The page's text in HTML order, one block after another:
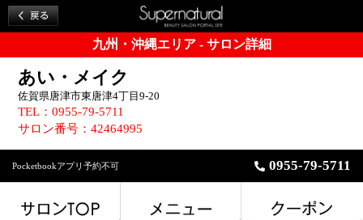
九州・沖縄エリア - サロン詳細
あい・メイク
佐賀県唐津市東唐津4丁目9-20
TEL：0955-79-5711
サロン番号：42464995
Pocketbookアプリ予約不可 0955-79-5711